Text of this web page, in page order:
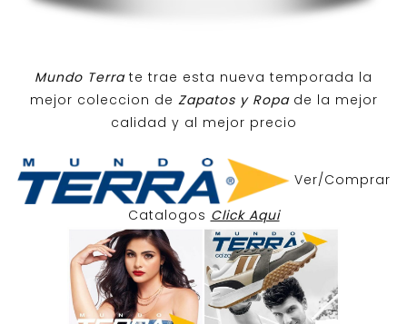
Mundo Terra te trae esta nueva temporada la
mejor coleccion de Zapatos y Ropa de la mejor
calidad y al mejor precio
Ver/Comprar
Catalogos Click Aqui